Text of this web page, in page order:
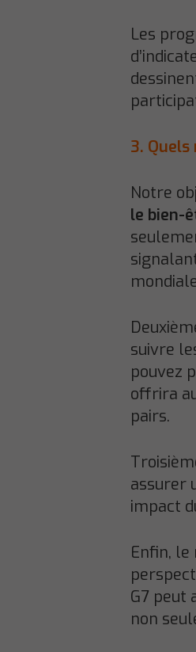
Les
3.
Notre
le bien-
suivre
pouvez
offrira
pairs.
assurer
impact
Enfin, le
G7 peut
non